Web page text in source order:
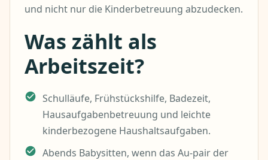
und nicht nur die Kinderbetreuung abzudecken.
Was zählt als
Arbeitszeit?
Schulläufe, Frühstückshilfe, Badezeit,
Hausaufgabenbetreuung und leichte
kinderbezogene Haushaltsaufgaben.
Abends Babysitten, wenn das Au-pair der